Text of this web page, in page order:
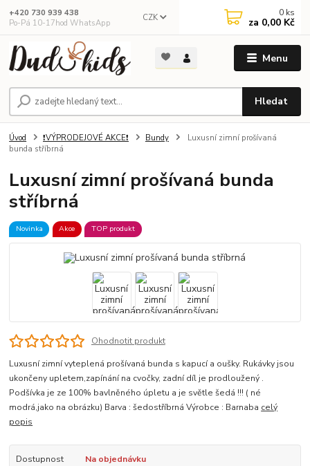
Menu
CZK
Hledat
+420 730 939 438
Po-Pá 10-17hod WhatsApp
0 ks
za 0,00 Kč
Úvod ❗VÝPRODEJOVÉ AKCE❗ Bundy
Luxusní zimní prošívaná
bunda stříbrná
Luxusní zimní prošívaná bunda
stříbrná
Novinka Akce TOP produkt
Ohodnotit produkt
Luxusní zimní vyteplená prošívaná bunda s kapucí a oušky. Rukávky jsou
ukončeny upletem,zapínání na cvočky, zadní díl je prodloužený .
Podšívka je ze 100% bavlněného úpletu a je světle šedá !!! ( né
modrá,jako na obrázku) Barva : šedostříbrná Výrobce : Barnaba celý
popis
Dostupnost
Na objednávku